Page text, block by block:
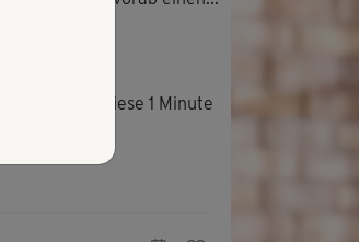
alber, diese 1 Minute